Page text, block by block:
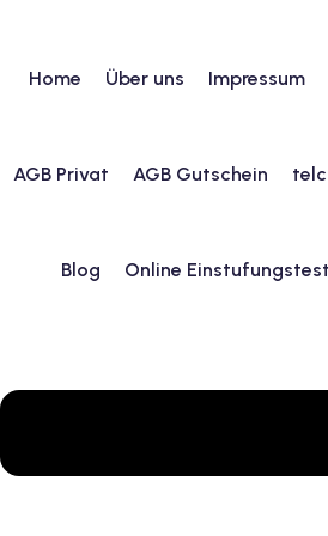
Home Über uns Impressum
AGB Privat AGB Gutschein telc
Blog Online Einstufungstest